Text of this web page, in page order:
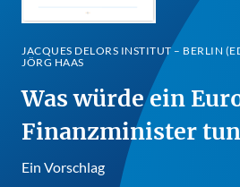
JACQUES DELORS INSTITUT – BERLIN
JÖRG HAAS
Was würde ein
Finanzminister
Ein Vorschlag